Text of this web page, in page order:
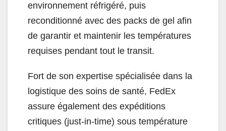
environnement réfrigéré, puis
reconditionné avec des packs de gel afin
de garantir et maintenir les températures
requises pendant tout le transit.
Fort de son expertise spécialisée dans la
logistique des soins de santé, FedEx
assure également des expéditions
critiques (just-in-time) sous température